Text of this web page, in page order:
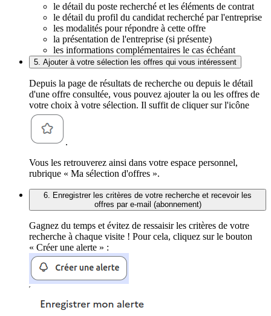
le détail du poste recherché et les éléments de contrat
le détail du profil du candidat recherché par l'entreprise
les modalités pour répondre à cette offre
la présentation de l'entreprise (si présente)
les informations complémentaires le cas échéant
5. Ajouter à votre sélection les offres qui vous intéressent
Depuis la page de résultats de recherche ou depuis le détail
d'une offre consultée, vous pouvez ajouter la ou les offres de
votre choix à votre sélection. Il suffit de cliquer sur l'icône
.
Vous les retrouverez ainsi dans votre espace personnel,
rubrique « Ma sélection d'offres ».
6. Enregistrer les critères de votre recherche et recevoir les
offres par e-mail (abonnement)
Gagnez du temps et évitez de ressaisir les critères de votre
recherche à chaque visite ! Pour cela, cliquez sur le bouton
« Créer une alerte » :